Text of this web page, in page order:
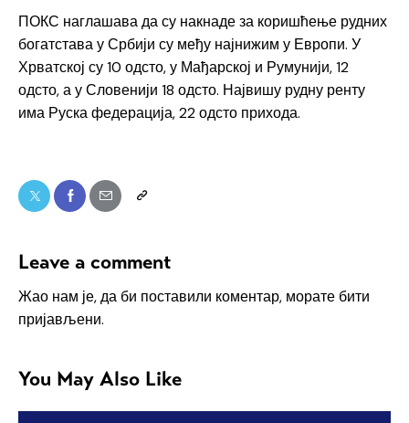
ПОКС наглашава да су накнаде за коришћење рудних
богатстава у Србији су међу најнижим у Европи. У
Хрватској су 10 одсто, у Мађарској и Румунији, 12
одсто, а у Словенији 18 одсто. Највишу рудну ренту
има Руска федерација, 22 одсто прихода.
Leave a comment
Жао нам је, да би поставили коментар, морате бити
пријављени.
You May Also Like